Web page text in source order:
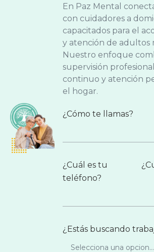
En Paz Mental
con cuidadores a
capacitados para el
y atención de adultos
Nuestro enfoque
supervisión
continuo y atención
el hogar.
¿Cómo te llamas?
¿Cuál es tu
teléfono?
¿Estás buscando